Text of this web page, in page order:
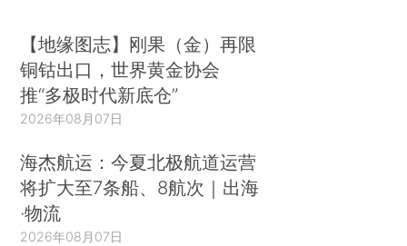
【地缘图志】刚果（金）再限
铜钴出口，世界黄金协会
推“多极时代新底仓”
2026年08月07日
海杰航运：今夏北极航道运营
将扩大至7条船、8航次｜出海
·物流
2026年08月07日